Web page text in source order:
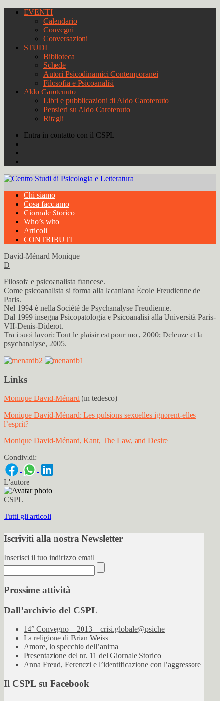
EVENTI
Calendario
Convegni
Conversazioni
STUDI
Biblioteca
Schede
Autori Psicodinamici Contemporanei
Filosofia e Psicoanalisi
Aldo Carotenuto
Libri e pubblicazioni di Aldo Carotenuto
Pensieri su Aldo Carotenuto
Ritagli
Entra in contatto con il CSPL
Chi siamo
Cosa facciamo
Giornale Storico
Who’s who
Articoli
CONTRIBUTI
David-Ménard Monique
D
Filosofa e psicoanalista francese.
Come psicoanalista si forma alla lacaniana École Freudienne de
Paris.
Nel 1994 è nella Société de Psychanalyse Freudienne.
Dal 1999 insegna Psicopatologia e Psicoanalisi alla Università Paris-
VII-Denis-Diderot.
Tra i suoi lavori: Tout le plaisir est pour moi, 2000; Deleuze et la
psychanalyse, 2005.
Links
Monique David-Ménard (in tedesco)
Monique David-Ménard: Les pulsions sexuelles ignorent-elles
l’esprit?
Monique David-Ménard, Kant, The Law, and Desire
Condividi:
L'autore
CSPL
Tutti gli articoli
Iscriviti alla nostra Newsletter
Inserisci il tuo indirizzo email
Prossime attività
Dall’archivio del CSPL
14° Convegno – 2013 – crisi.globale@psiche
La religione di Brian Weiss
Amore, lo specchio dell’anima
Presentazione del nr. 11 del Giornale Storico
Anna Freud, Ferenczi e l’identificazione con l’aggressore
Il CSPL su Facebook